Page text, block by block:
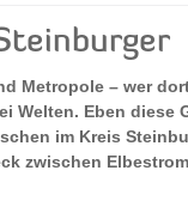
Metropole – wer
Welten. Eben diese
im Kreis
zwischen